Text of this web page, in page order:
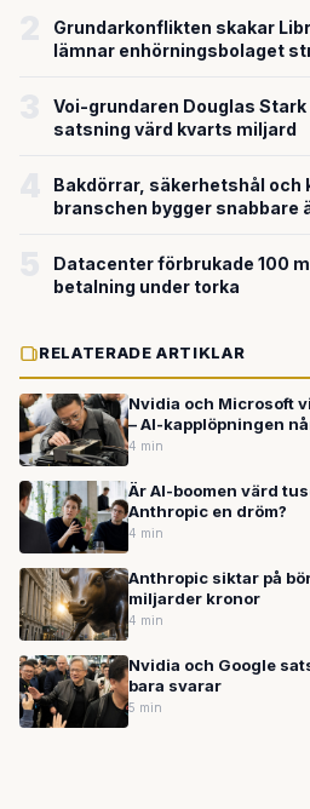
Grundarkonflikten skakar
lämnar enhörningsbolaget
Voi-grundaren Douglas
satsning värd kvarts miljard
Bakdörrar, säkerhetshål
branschen bygger snabbare
Datacenter förbrukade 100
betalning under torka
RELATERADE ARTIKLAR
Nvidia och Microsoft
– AI-kapplöpningen
4 min
Är AI-boomen värd
Anthropic en dröm?
4 min
Anthropic siktar på
miljarder kronor
4 min
Nvidia och Google
bara svarar
5 min